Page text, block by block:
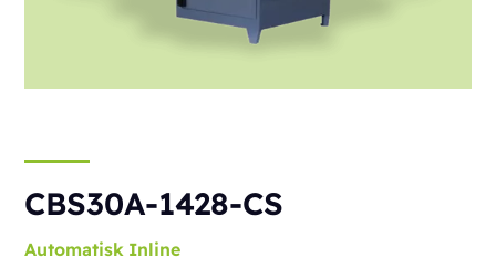
CBS30A-1428-CS
Automatisk Inline